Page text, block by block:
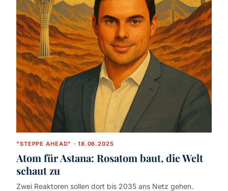
"STEPPE AHEAD" · 18.06.2025
Atom für Astana: Rosatom baut, die Welt
schaut zu
Zwei Reaktoren sollen dort bis 2035 ans Netz gehen.